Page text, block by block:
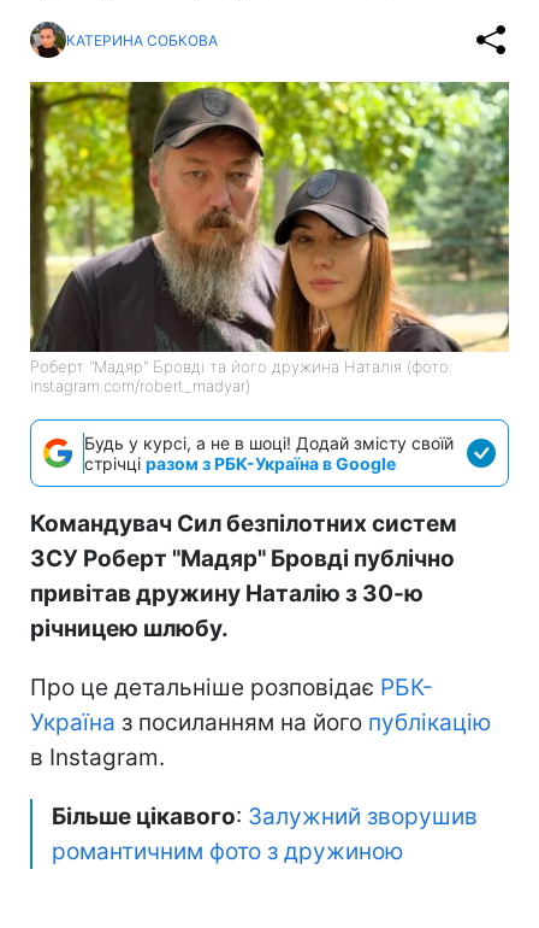
КАТЕРИНА СОБКОВА
Роберт "Мадяр" Бровді та його дружина Наталія (фото:
instagram.com/robert_madyar)
Будь у курсі, а не в шоці! Додай змісту своїй
стрічці разом з РБК-Україна в Google
Командувач Сил безпілотних систем
ЗСУ Роберт "Мадяр" Бровді публічно
привітав дружину Наталію з 30-ю
річницею шлюбу.
Про це детальніше розповідає РБК-
Україна з посиланням на його публікацію
в Instagram.
Більше цікавого: Залужний зворушив
романтичним фото з дружиною